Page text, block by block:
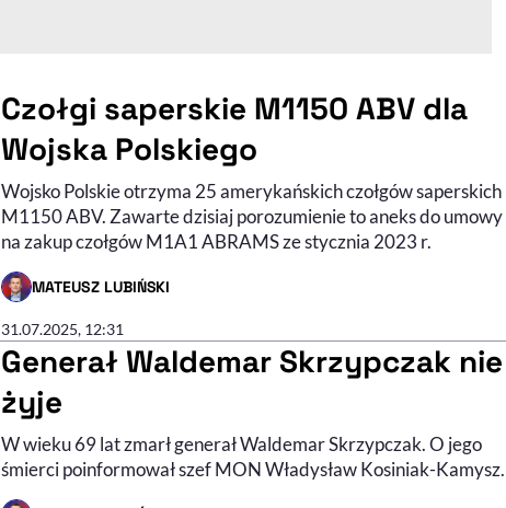
Czołgi saperskie M1150 ABV dla
Wojska Polskiego
Wojsko Polskie otrzyma 25 amerykańskich czołgów saperskich
M1150 ABV. Zawarte dzisiaj porozumienie to aneks do umowy
na zakup czołgów M1A1 ABRAMS ze stycznia 2023 r.
MATEUSZ LUBIŃSKI
- AUTOR ARTYKUŁU - PROFIL
31.07.2025, 12:31
Generał Waldemar Skrzypczak nie
żyje
W wieku 69 lat zmarł generał Waldemar Skrzypczak. O jego
śmierci poinformował szef MON Władysław Kosiniak-Kamysz.